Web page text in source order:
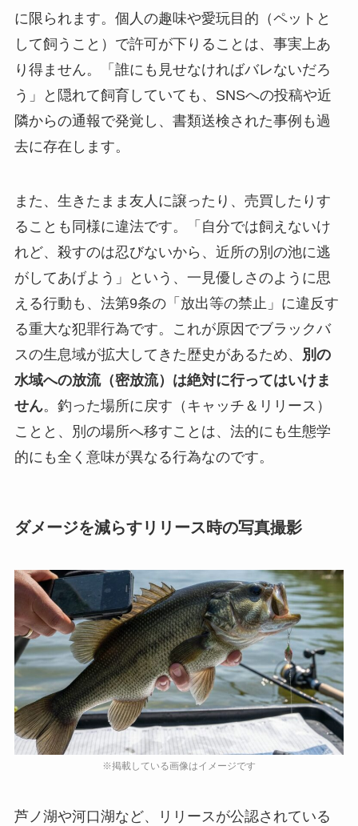
に限られます。個人の趣味や愛玩目的（ペットと
して飼うこと）で許可が下りることは、事実上あ
り得ません。「誰にも見せなければバレないだろ
う」と隠れて飼育していても、SNSへの投稿や近
隣からの通報で発覚し、書類送検された事例も過
去に存在します。
また、生きたまま友人に譲ったり、売買したりす
ることも同様に違法です。「自分では飼えないけ
れど、殺すのは忍びないから、近所の別の池に逃
がしてあげよう」という、一見優しさのように思
える行動も、法第9条の「放出等の禁止」に違反す
る重大な犯罪行為です。これが原因でブラックバ
スの生息域が拡大してきた歴史があるため、
別の
水域への放流（密放流）は絶対に行ってはいけま
せん。釣った場所に戻す（キャッチ＆リリース）
ことと、別の場所へ移すことは、法的にも生態学
的にも全く意味が異なる行為なのです。
ダメージを減らすリリース時の写真撮影
芦ノ湖や河口湖など、リリースが公認されている